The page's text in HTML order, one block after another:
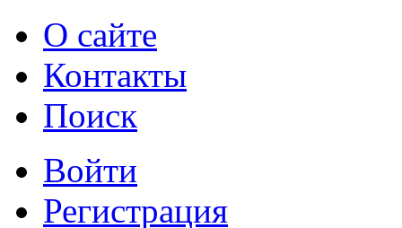
О сайте
Контакты
Поиск
Войти
Регистрация